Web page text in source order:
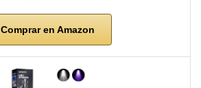
Comprar en Amazon